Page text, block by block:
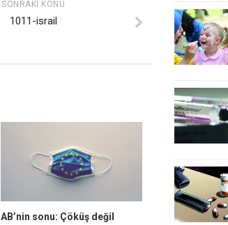
SONRAKI KONU
1011-israil
AB’nin sonu: Çöküş değil